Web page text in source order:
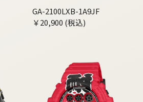
GA-2100LXB-1A9JF
￥20,900 (税込)